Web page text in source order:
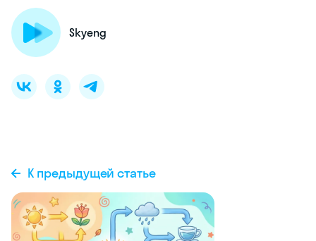
Skyeng
К предыдущей статье